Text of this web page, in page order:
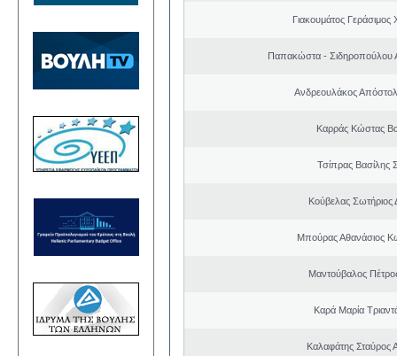
Γιακουμάτος
Παπακώστα - Σιδηροπούλου
Ανδρεουλάκος
Καρράς Κώστας
Τσίπρας Βασίλης
Κούβελας Σωτήριος
Μπούρας Αθανάσιος
Μαντούβαλος
Καρά Μαρία
Καλαφάτης Σταύρος